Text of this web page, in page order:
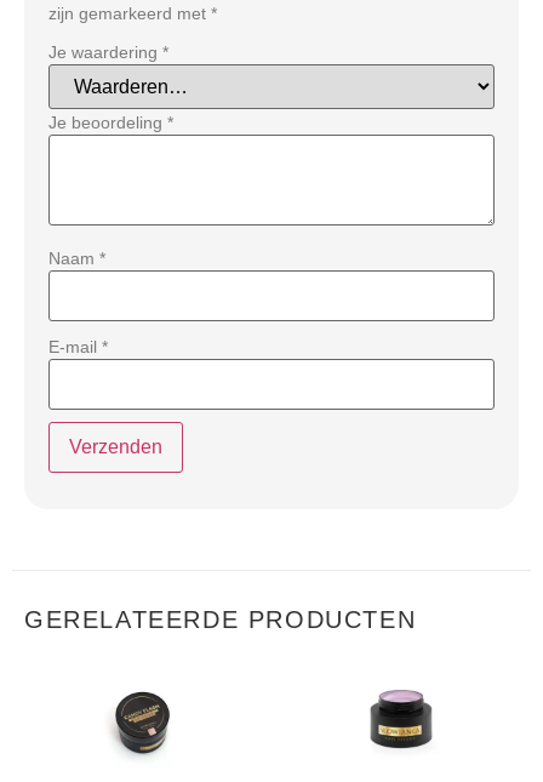
zijn gemarkeerd met *
Je waardering *
Je beoordeling *
Naam *
E-mail *
GERELATEERDE PRODUCTEN